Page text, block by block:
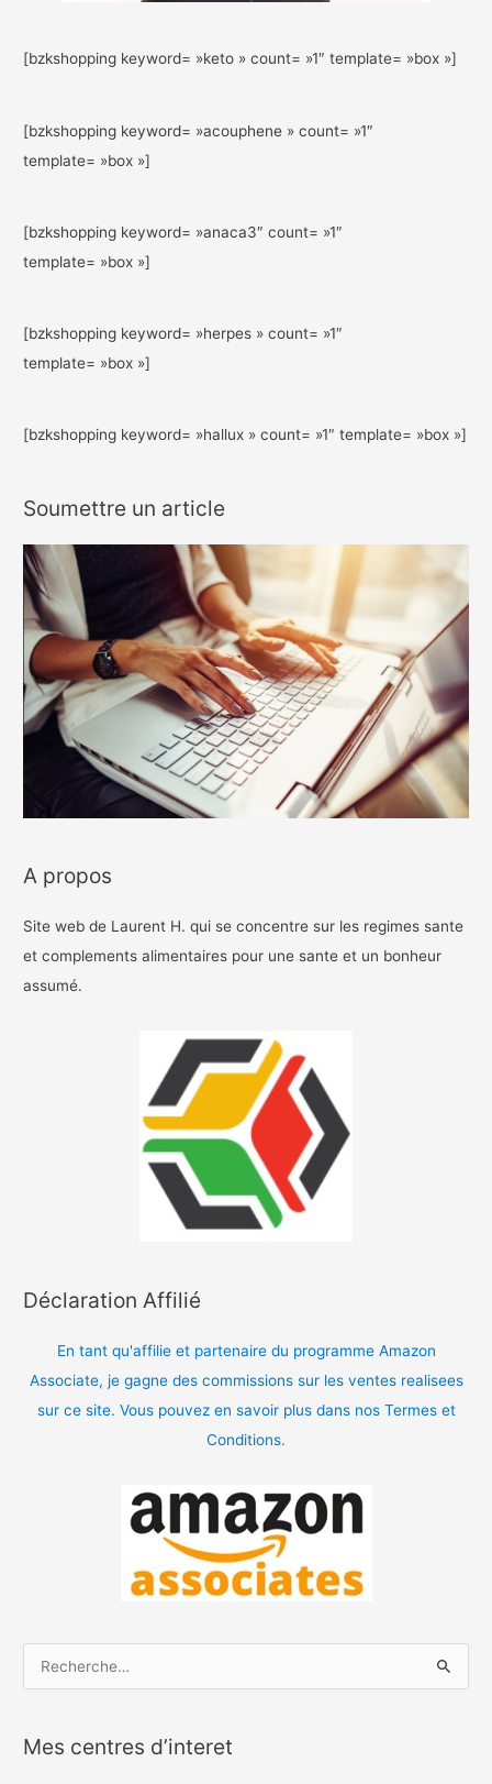
[bzkshopping keyword= »keto » count= »1″ template= »box »]
[bzkshopping keyword= »acouphene » count= »1″
template= »box »]
[bzkshopping keyword= »anaca3″ count= »1″
template= »box »]
[bzkshopping keyword= »herpes » count= »1″
template= »box »]
[bzkshopping keyword= »hallux » count= »1″ template= »box »]
Soumettre un article
A propos
Site web de Laurent H. qui se concentre sur les regimes sante
et complements alimentaires pour une sante et un bonheur
assumé.
Déclaration Affilié
En tant qu'affilie et partenaire du programme Amazon
Associate, je gagne des commissions sur les ventes realisees
sur ce site. Vous pouvez en savoir plus dans nos Termes et
Conditions.
h
Mes centres d’interet